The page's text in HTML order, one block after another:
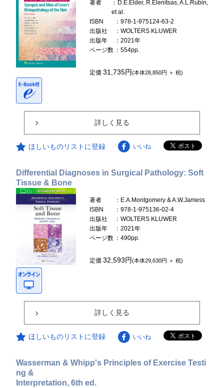
著者
：D.E.Elder, R.Elenitsas, A.L.Rubin,
et al.
ISBN
：978-1-975124-63-2
出版社
：WOLTERS KLUWER
出版年
：2021年
ページ数 ：554pp.
定価31,735円(本体28,850円 ＋ 税)
詳しく見る
ほしいものリストに登録 いいね
Differential Diagnoses in Surgical Pathology: Soft
Tissue & Bone
著者
：E.A.Montgomery & A.W.Jamess
ISBN
：978-1-975136-02-4
出版社
：WOLTERS KLUWER
出版年
：2021年
ページ数 ：490pp.
定価32,593円(本体29,630円 ＋ 税)
詳しく見る
ほしいものリストに登録 いいね
Wasserman & Whipp's Principles of Exercise Testi
ng &
Interpretation, 6th ed.